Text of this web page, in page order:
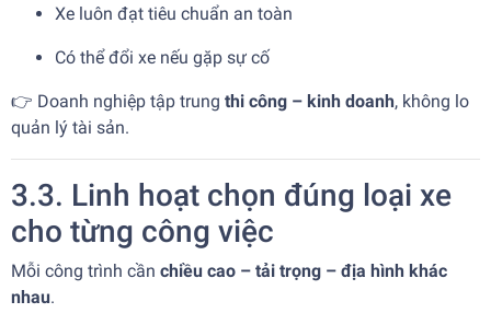
Xe luôn đạt tiêu chuẩn an toàn
Có thể đổi xe nếu gặp sự cố
👉 Doanh nghiệp tập trung thi công – kinh doanh, không lo
quản lý tài sản.
3.3. Linh hoạt chọn đúng loại xe
cho từng công việc
Mỗi công trình cần chiều cao – tải trọng – địa hình khác
nhau.